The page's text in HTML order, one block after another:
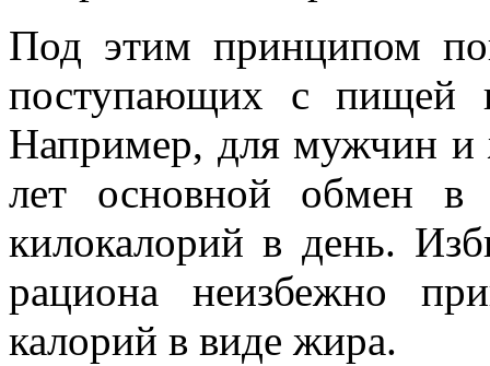
Под этим принципом
поступающих с пищей
Например, для мужчин и
лет основной обмен
килокалорий в день.
рациона неизбежно
калорий в виде жира.